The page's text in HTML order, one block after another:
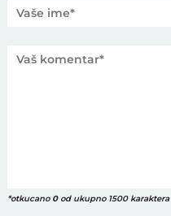
*otkucano 0od ukupno 1500 karaktera